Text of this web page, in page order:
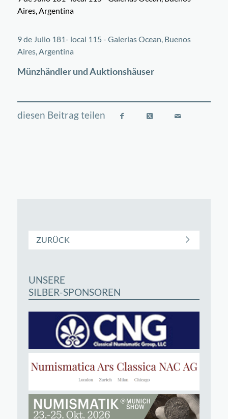
Aires, Argentina
+
−
9 de Julio 181- local 115 - Galerias Ocean, Buenos
Aires, Argentina
Münzhändler und Auktionshäuser
ZURÜCK
UNSERE
SILBER-SPONSOREN